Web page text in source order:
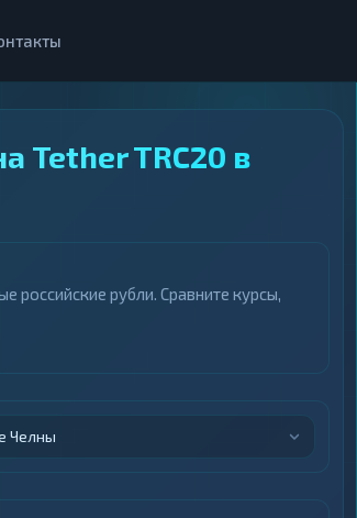
Tether TRC20 в
российские рубли. Сравните курсы,
Челны